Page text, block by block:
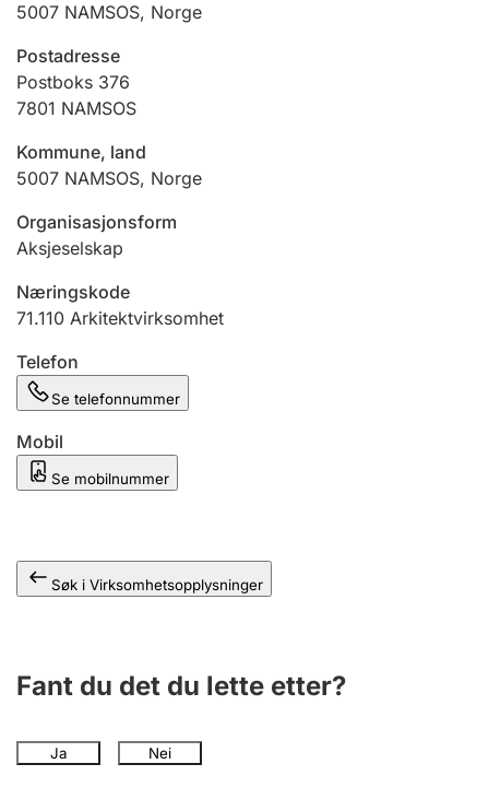
Ektepaktveileder
Andre tema
5007 NAMSOS, Norge
Postadresse
Postboks 376
7801 NAMSOS
Kommune, land
5007 NAMSOS, Norge
Organisasjonsform
Aksjeselskap
Næringskode
71.110 Arkitektvirksomhet
Telefon
Se telefonnummer
Mobil
Se mobilnummer
Søk i Virksomhetsopplysninger
Fant du det du lette etter?
Ja Nei